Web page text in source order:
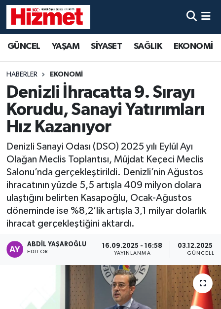
GÜNCEL YAŞAM SİYASET SAĞLIK EKONOMİ
HABERLER EKONOMİ
Denizli İhracatta 9. Sırayı
Korudu, Sanayi Yatırımları
Hız Kazanıyor
Denizli Sanayi Odası (DSO) 2025 yılı Eylül Ayı
Olağan Meclis Toplantısı, Müjdat Keçeci Meclis
Salonu’nda gerçekleştirildi. Denizli’nin Ağustos
ihracatının yüzde 5,5 artışla 409 milyon dolara
ulaştığını belirten Kasapoğlu, Ocak-Ağustos
döneminde ise %8,2’lik artışla 3,1 milyar dolarlık
ihracat gerçekleştiğini aktardı.
ABDIL YAŞAROĞLU
EDITÖR
16.09.2025 - 16:58
YAYINLANMA
03.12.2025 -
YAŞAM
SİYASET
SAĞLIK
KÜLTÜR SANAT
SPOR
MAGAZİN
ÖZEL HABER
RESMİ REKLAM
Denizli Hava Durumu
Denizli Trafik Yoğunluk Haritası
Süper Lig Puan Durumu ve Fikstür
Son Dakika Haberleri
Haber Arşivi